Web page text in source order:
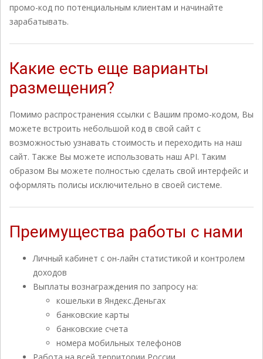
промо-код по потенциальным клиентам и начинайте
зарабатывать.
Какие есть еще варианты
размещения?
Помимо распространения ссылки с Вашим промо-кодом, Вы
можете встроить небольшой код в свой сайт с
возможностью узнавать стоимость и переходить на наш
сайт. Также Вы можете использовать наш API. Таким
образом Вы можете полностью сделать свой интерфейс и
оформлять полисы исключительно в своей системе.
Преимущества работы с нами
Личный кабинет с он-лайн статистикой и контролем
доходов
Выплаты вознаграждения по запросу на:
кошельки в Яндекс.Деньгах
банковские карты
банковские счета
номера мобильных телефонов